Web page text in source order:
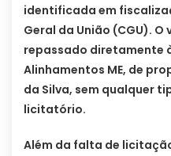
identificada em
Geral da União (CGU). O
repassado diretamente
Alinhamentos ME, de
da Silva, sem qualquer
licitatório.
Além da falta de